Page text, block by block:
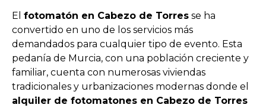
El fotomatón en Cabezo de Torres se ha
convertido en uno de los servicios más
demandados para cualquier tipo de evento. Esta
pedanía de Murcia, con una población creciente y
familiar, cuenta con numerosas viviendas
tradicionales y urbanizaciones modernas donde el
alquiler de fotomatones en Cabezo de Torres